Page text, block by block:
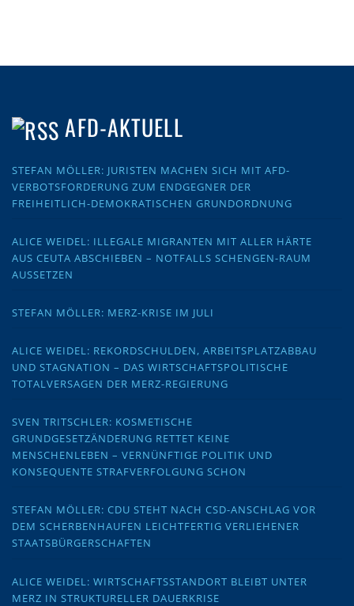
AFD-AKTUELL
STEFAN MÖLLER: JURISTEN MACHEN SICH MIT AFD-
VERBOTSFORDERUNG ZUM ENDGEGNER DER
FREIHEITLICH-DEMOKRATISCHEN GRUNDORDNUNG
ALICE WEIDEL: ILLEGALE MIGRANTEN MIT ALLER HÄRTE
AUS CEUTA ABSCHIEBEN – NOTFALLS SCHENGEN-RAUM
AUSSETZEN
STEFAN MÖLLER: MERZ-KRISE IM JULI
ALICE WEIDEL: REKORDSCHULDEN, ARBEITSPLATZABBAU
UND STAGNATION – DAS WIRTSCHAFTSPOLITISCHE
TOTALVERSAGEN DER MERZ-REGIERUNG
SVEN TRITSCHLER: KOSMETISCHE
GRUNDGESETZÄNDERUNG RETTET KEINE
MENSCHENLEBEN – VERNÜNFTIGE POLITIK UND
KONSEQUENTE STRAFVERFOLGUNG SCHON
STEFAN MÖLLER: CDU STEHT NACH CSD-ANSCHLAG VOR
DEM SCHERBENHAUFEN LEICHTFERTIG VERLIEHENER
STAATSBÜRGERSCHAFTEN
ALICE WEIDEL: WIRTSCHAFTSSTANDORT BLEIBT UNTER
MERZ IN STRUKTURELLER DAUERKRISE